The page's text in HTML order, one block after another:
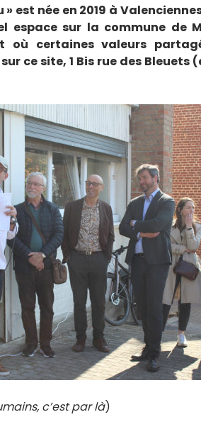
est née en 2019 à
espace sur la commune de
certaines valeurs
ce site, 1 Bis rue des Bleuets
c’est par là)